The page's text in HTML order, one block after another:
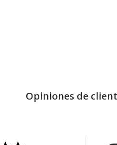
Opiniones de